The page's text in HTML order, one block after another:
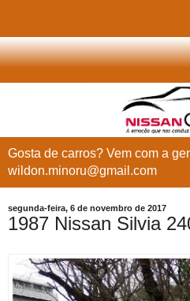
Gosta de carros? Vem com a
wildon.minoru@gmail.com
segunda-feira, 6 de novembro de 2017
1987 Nissan Silvia